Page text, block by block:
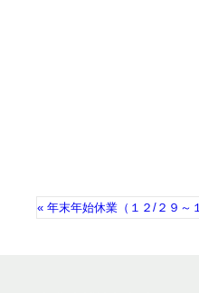
« 年末年始休業（１２/２９～